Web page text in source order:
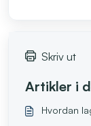
Skriv ut
Artikler i
Hvordan